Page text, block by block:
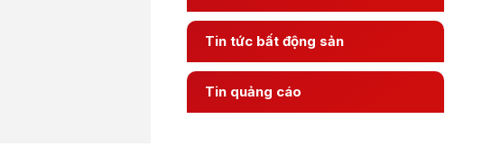
Tin tức bất động sản
Tin quảng cáo